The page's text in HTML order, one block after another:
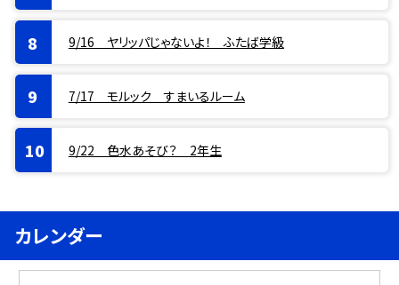
9/16 ヤリッパじゃないよ！ ふたば学級
7/17 モルック すまいるルーム
9/22 色水あそび？ 2年生
カレンダー